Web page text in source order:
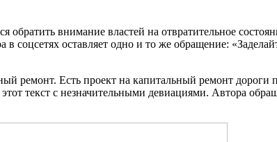
внимание властей на отвратительное
оставляет одно и то же обращение:
ремонт. Есть проект на капитальный ремонт дороги
текст с незначительными девиациями. Автора